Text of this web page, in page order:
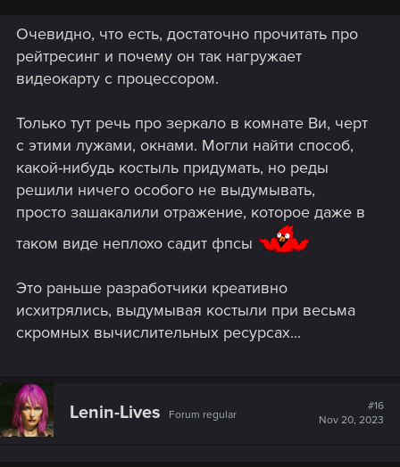
Очевидно, что есть, достаточно прочитать про
рейтресинг и почему он так нагружает
видеокарту с процессором.
Только тут речь про зеркало в комнате Ви, черт
с этими лужами, окнами. Могли найти способ,
какой-нибудь костыль придумать, но реды
решили ничего особого не выдумывать,
просто зашакалили отражение, которое даже в
таком виде неплохо садит фпсы
Это раньше разработчики креативно
исхитрялись, выдумывая костыли при весьма
скромных вычислительных ресурсах...
Lenin-Lives Forum regular
#16
Nov 20, 2023